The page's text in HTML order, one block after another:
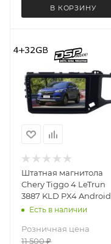
В КОРЗИНУ
Штатная магнитола
Chery Tiggo 4 LeTrun
3887 KLD PX4 Android
10.x 4+32 Gb DSP
Есть в наличии
Розничная цена
11 500₽